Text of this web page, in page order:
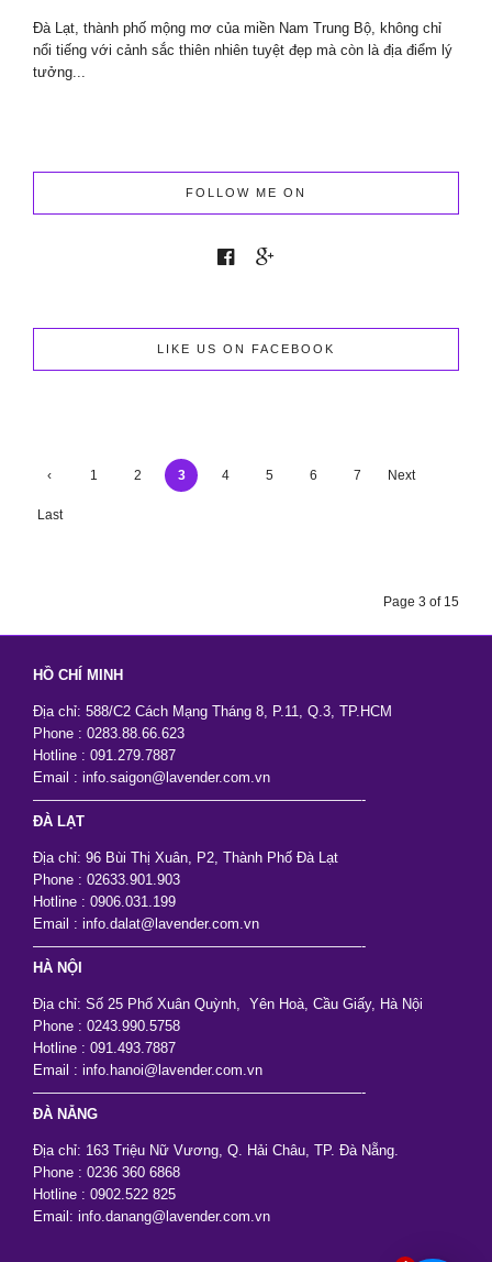
Đà Lạt, thành phố mộng mơ của miền Nam Trung Bộ, không chỉ
nổi tiếng với cảnh sắc thiên nhiên tuyệt đẹp mà còn là địa điểm lý
tưởng...
FOLLOW ME ON
LIKE US ON FACEBOOK
‹
Previ
1 2 3 4 5 6 7 Next
Last
Page 3 of 15
HỒ CHÍ MINH
Địa chỉ: 588/C2 Cách Mạng Tháng 8, P.11, Q.3, TP.HCM
Phone : 0283.88.66.623
Hotline : 091.279.7887
Email : info.saigon@lavender.com.vn
———————————————————————-
ĐÀ LẠT
Địa chỉ: 96 Bùi Thị Xuân, P2, Thành Phố Đà Lạt
Phone : 02633.901.903
Hotline : 0906.031.199
Email : info.dalat@lavender.com.vn
———————————————————————-
HÀ NỘI
Địa chỉ: Số 25 Phố Xuân Quỳnh, Yên Hoà, Cầu Giấy, Hà Nội
Phone : 0243.990.5758
Hotline : 091.493.7887
Email : info.hanoi@lavender.com.vn
———————————————————————-
ĐÀ NẴNG
Địa chỉ: 163 Triệu Nữ Vương, Q. Hải Châu, TP. Đà Nẵng.
Phone : 0236 360 6868
Hotline : 0902.522 825
Email: info.danang@lavender.com.vn